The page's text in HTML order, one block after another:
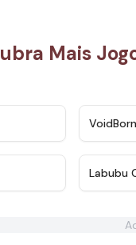
Mais
VoidBorn
Labubu